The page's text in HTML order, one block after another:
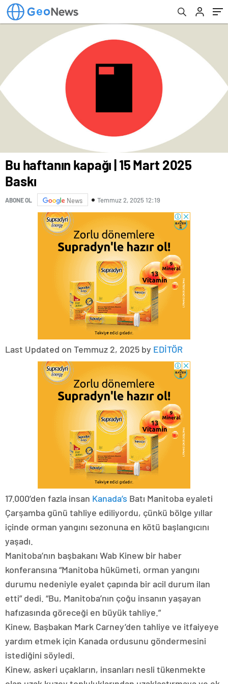
Bu haftanın kapağı | 15 Mart 2025
Baskı
ABONE OL News Temmuz 2, 2025 12:19
Last Updated on Temmuz 2, 2025 by EDİTÖR
17.000’den fazla insan Kanada’s Batı Manitoba eyaleti
Çarşamba günü tahliye ediliyordu, çünkü bölge yıllar
içinde orman yangını sezonuna en kötü başlangıcını
yaşadı.
Manitoba’nın başbakanı Wab Kinew bir haber
konferansına “Manitoba hükümeti, orman yangını
durumu nedeniyle eyalet çapında bir acil durum ilan
etti” dedi. “Bu, Manitoba’nın çoğu insanın yaşayan
hafızasında göreceği en büyük tahliye.”
Kinew, Başbakan Mark Carney’den tahliye ve itfaiyeye
yardım etmek için Kanada ordusunu göndermesini
istediğini söyledi.
Kinew, askeri uçakların, insanları nesli tükenmekte